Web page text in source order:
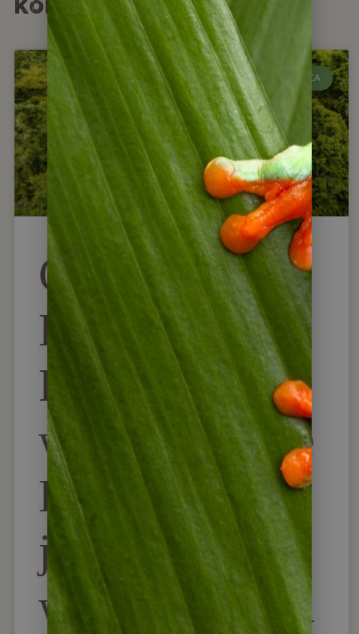
könnten
COSTA RICA
Costa Rica:
Diese 7
Lodges
würden unsere
Kunden
jederzeit
wieder buchen